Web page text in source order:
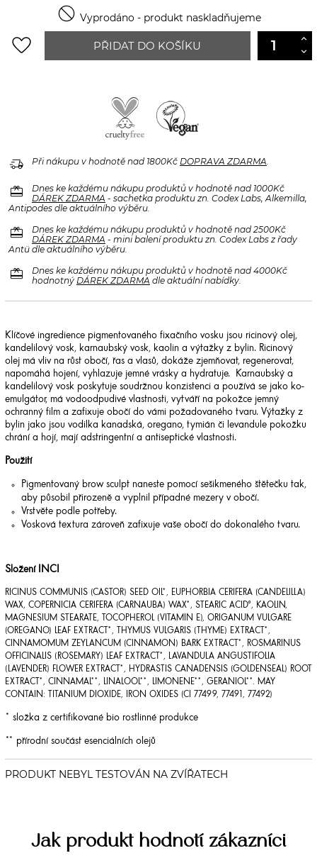
 Vyprodáno - produkt naskladňujeme
favorite_border PŘIDAT DO KOŠÍKU
delivery_truck_speed Při nákupu v hodnotě nad 1800Kč DOPRAVA ZDARMA
redeem
Dnes ke každému nákupu produktů v hodnotě nad 1000Kč
DÁREK ZDARMA - sachetka produktu zn. Codex Labs, Alkemilla,
Antipodes dle aktuálního výběru.
redeem
Dnes ke každému nákupu produktů v hodnotě nad 2500Kč
DÁREK ZDARMA - mini balení produktu zn. Codex Labs z řady
Antü dle aktuálního výběru.
redeem
Dnes ke každému nákupu produktů v hodnotě nad 4000Kč
hodnotný DÁREK ZDARMA dle aktuální nabídky.
Klíčové ingredience pigmentovaného fixačního vosku jsou ricinový olej,
kandelilový vosk, karnaubský vosk, kaolin a výtažky z bylin. Ricinový
olej má vliv na růst obočí, řas a vlasů, dokáže zjemňovat, regenerovat,
napomáhá hojení, vyhlazuje jemné vrásky a hydratuje. Karnaubský a
kandelilový vosk poskytuje soudržnou konzistenci a používá se jako ko-
emulgátor, má vodoodpudivé vlastnosti, vytváří na pokožce jemný
ochranný film a zafixuje obočí do vámi požadovaného tvaru. Výtažky z
bylin jako jsou vodilka kanadská, oregano, tymián či levandule pokožku
chrání a hojí, mají adstringentní a antiseptické vlastnosti.
Použití
Pigmentovaný brow sculpt naneste pomocí sešikmeného štětečku tak,
aby působil přirozeně a vyplnil případné mezery v obočí.
Vrstvěte podle potřeby.
Vosková textura zároveň zafixuje vaše obočí do dokonalého tvaru.
Složení INCI
RICINUS COMMUNIS (CASTOR) SEED OIL*, EUPHORBIA CERIFERA (CANDELILLA)
WAX, COPERNICIA CERIFERA (CARNAUBA) WAX*, STEARIC ACID°, KAOLIN,
MAGNESIUM STEARATE, TOCOPHEROL (VITAMIN E), ORIGANUM VULGARE
(OREGANO) LEAF EXTRACT*, THYMUS VULGARIS (THYME) EXTRACT*,
CINNAMOMUM ZEYLANCUM (CINNAMON) BARK EXTRACT*, ROSMARINUS
OFFICINALIS (ROSEMARY) LEAF EXTRACT*, LAVANDULA ANGUSTIFOLIA
(LAVENDER) FLOWER EXTRACT*, HYDRASTIS CANADENSIS (GOLDENSEAL) ROOT
EXTRACT*, CINNAMAL**, LINALOOL**, LIMONENE**, GERANIOL**. MAY
CONTAIN: TITANIUM DIOXIDE, IRON OXIDES (CI 77499, 77491, 77492)
* složka z certifikované bio rostlinné produkce
** přírodní součást esenciálních olejů
Jak produkt hodnotí zákazníci